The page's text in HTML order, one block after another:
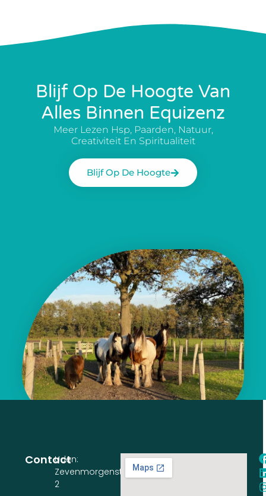
Blijf Op De Hoogte Van
Alles Binnen Equizenz
Meer Lezen Hsp, Paarden, Natuur,
Creativiteit En Spiritualiteit
Blijf Op De Hoogte
Contact
Uden:
Zevenmorgenstraat
2